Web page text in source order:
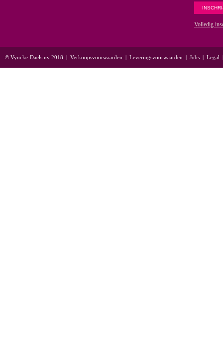
Volledig
© Vyncke-Daels nv 2018 | Verkoopsvoorwaarden | Leveringsvoorwaarden | Jobs | Legal